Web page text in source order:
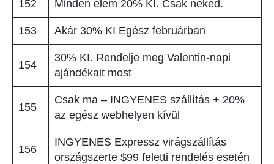
152 Minden elem 20% KI. Csak neked.
153 Akár 30% KI Egész februárban
154
30% KI. Rendelje meg Valentin-napi
ajándékait most
155
Csak ma – INGYENES szállítás + 20%
az egész webhelyen kívül
156
INGYENES Expressz virágszállítás
országszerte $99 feletti rendelés esetén